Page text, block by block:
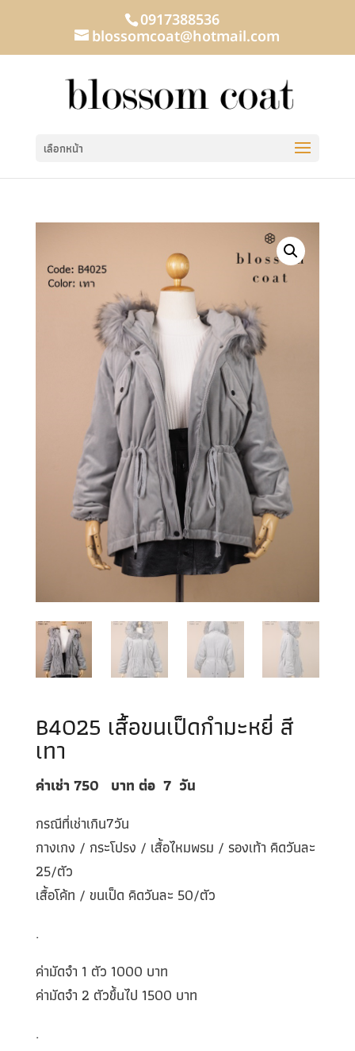
0917388536
blossomcoat@hotmail.com
เลือกหน้า
B4025 เสื้อขนเป็ดกำมะหยี่ สี
เทา
ค่าเช่า 750 บาท ต่อ 7 วัน
กรณีที่เช่าเกิน7วัน
กางเกง / กระโปรง / เสื้อไหมพรม / รองเท้า คิดวันละ
25/ตัว
เสื้อโค้ท / ขนเป็ด คิดวันละ 50/ตัว
.
ค่ามัดจำ 1 ตัว 1000 บาท
ค่ามัดจำ 2 ตัวขึ้นไป 1500 บาท
.